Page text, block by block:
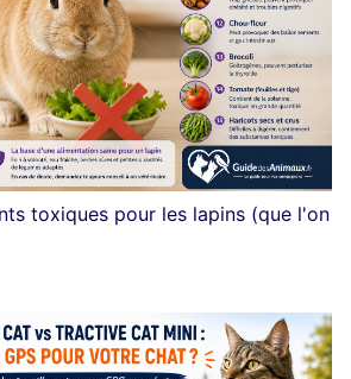
toxiques pour les lapins (que l'on